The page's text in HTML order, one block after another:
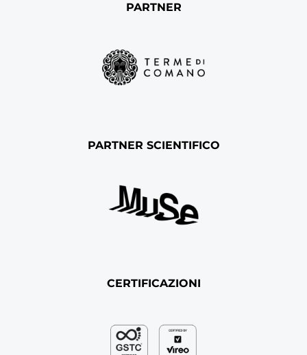
PARTNER
PARTNER SCIENTIFICO
CERTIFICAZIONI